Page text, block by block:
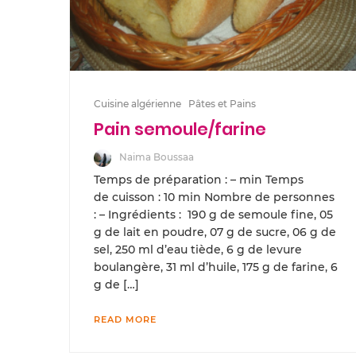
Cuisine algérienne Pâtes et Pains
Pain semoule/farine
Naima Boussaa
Temps de préparation : – min Temps
de cuisson : 10 min Nombre de personnes
: – Ingrédients : 190 g de semoule fine, 05
g de lait en poudre, 07 g de sucre, 06 g de
sel, 250 ml d’eau tiède, 6 g de levure
boulangère, 31 ml d’huile, 175 g de farine, 6
g de […]
READ MORE